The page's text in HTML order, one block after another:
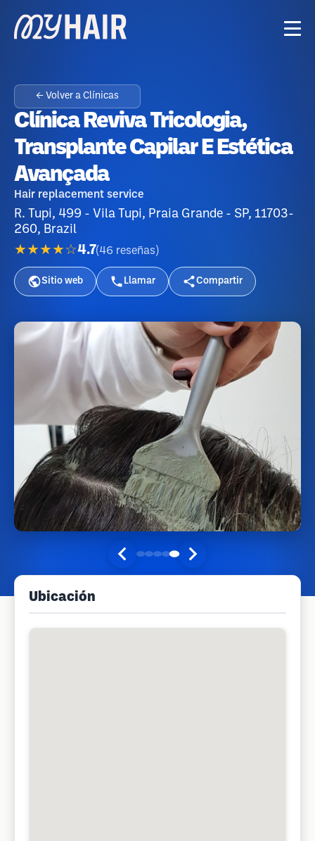
← Volver a Clínicas
Clínica Reviva Tricologia,
Transplante Capilar E Estética
Avançada
Hair replacement service
R. Tupi, 499 - Vila Tupi, Praia Grande - SP, 11703-
260, Brazil
★★★★☆4.7(46 reseñas )
Sitio web Llamar Compartir
Ubicación